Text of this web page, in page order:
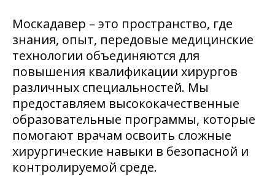
Вебинары
О нас
О обучении
Москадавер – это пространство, где
знания, опыт, передовые медицинские
технологии объединяются для
повышения квалификации хирургов
различных специальностей. Мы
предоставляем высококачественные
образовательные программы, которые
помогают врачам освоить сложные
хирургические навыки в безопасной и
контролируемой среде.